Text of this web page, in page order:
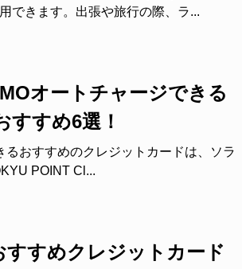
できます。出張や旅行の際、ラ...
オートチャージできる
すすめ6選！
るおすすめのクレジットカードは、ソラ
POINT Cl...
すすめクレジットカード